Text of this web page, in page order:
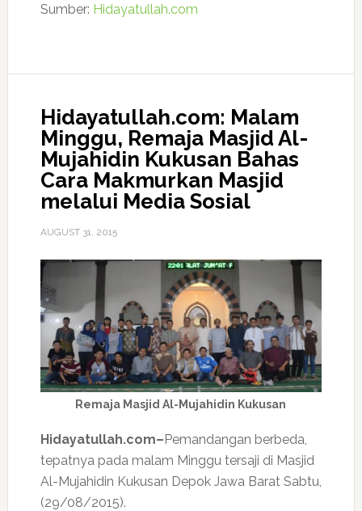
Sumber: Hidayatullah.com
Hidayatullah.com: Malam
Minggu, Remaja Masjid Al-
Mujahidin Kukusan Bahas
Cara Makmurkan Masjid
melalui Media Sosial
AUGUST 31, 2015
Remaja Masjid Al-Mujahidin Kukusan
Hidayatullah.com–Pemandangan berbeda,
tepatnya pada malam Minggu tersaji di Masjid
Al-Mujahidin Kukusan Depok Jawa Barat Sabtu,
(29/08/2015).